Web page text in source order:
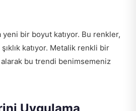
bir boyut katıyor. Bu renkler,
katıyor. Metalik renkli bir
bu trendi benimsemeniz